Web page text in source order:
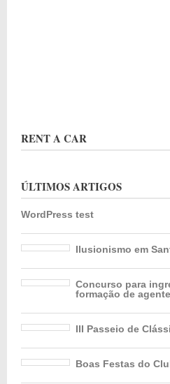
RENT A CAR
ÚLTIMOS ARTIGOS
WordPress test
Ilusionismo em
Concurso para
formação de
III Passeio de
Boas Festas do